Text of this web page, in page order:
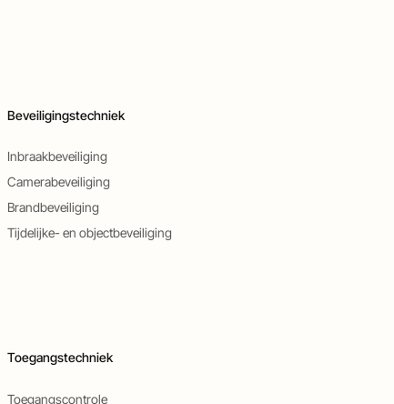
Beveiligingstechniek
Inbraakbeveiliging
Camerabeveiliging
Brandbeveiliging
Tijdelijke- en objectbeveiliging
Toegangstechniek
Toegangscontrole